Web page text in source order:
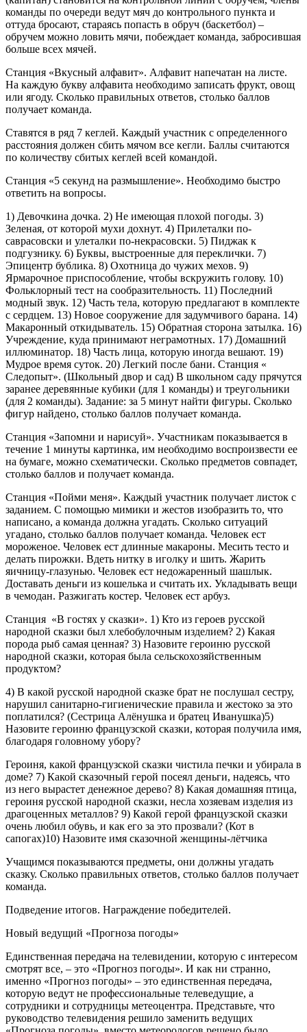
команды по очереди ведут мяч до контрольного пункта и
оттуда бросают, стараясь попасть в обруч (баскетбол) –
обручем можно ловить мячи, побеждает команда, забросившая
больше всех мячей.
Станция «Вкусный алфавит». Алфавит напечатан на листе.
На каждую букву алфавита необходимо записать фрукт, овощ
или ягоду. Сколько правильных ответов, столько баллов
получает команда.
Ставятся в ряд 7 кеглей. Каждый участник с определенного
расстояния должен сбить мячом все кегли. Баллы считаются
по количеству сбитых кеглей всей командой.
Станция «5 секунд на размышление». Необходимо быстро
ответить на вопросы.
1) Девочкина дочка. 2) Не имеющая плохой погоды. 3)
Зеленая, от которой мухи дохнут. 4) Прилеталки по-
саврасовски и улеталки по-некрасовски. 5) Пиджак к
подгузнику. 6) Буквы, выстроенные для переклички. 7)
Эпицентр бублика. 8) Охотница до чужих мехов. 9)
Ярмарочное приспособление, чтобы вскружить голову. 10)
Фольклорный тест на сообразительность. 11) Последний
модный звук. 12) Часть тела, которую предлагают в комплекте
с сердцем. 13) Новое сооружение для задумчивого барана. 14)
Макаронный откидыватель. 15) Обратная сторона затылка. 16)
Учреждение, куда принимают неграмотных. 17) Домашний
иллюминатор. 18) Часть лица, которую иногда вешают. 19)
Мудрое время суток. 20) Легкий после бани. Станция «
Следопыт». (Школьный двор и сад) В школьном саду прячутся
заранее деревянные кубики (для 1 команды) и треугольники
(для 2 команды). Задание: за 5 минут найти фигуры. Сколько
фигур найдено, столько баллов получает команда.
Станция «Запомни и нарисуй». Участникам показывается в
течение 1 минуты картинка, им необходимо воспроизвести ее
на бумаге, можно схематически. Сколько предметов совпадет,
столько баллов и получает команда.
Станция «Пойми меня». Каждый участник получает листок с
заданием. С помощью мимики и жестов изобразить то, что
написано, а команда должна угадать. Сколько ситуаций
угадано, столько баллов получает команда. Человек ест
мороженое. Человек ест длинные макароны. Месить тесто и
делать пирожки. Вдеть нитку в иголку и шить. Жарить
яичницу-глазунью. Человек ест недожаренный шашлык.
Доставать деньги из кошелька и считать их. Укладывать вещи
в чемодан. Разжигать костер. Человек ест арбуз.
Станция «В гостях у сказки». 1) Кто из героев русской
народной сказки был хлебобулочным изделием? 2) Какая
порода рыб самая ценная? 3) Назовите героиню русской
народной сказки, которая была сельскохозяйственным
продуктом?
4) В какой русской народной сказке брат не послушал сестру,
нарушил санитарно-гигиенические правила и жестоко за это
поплатился? (Сестрица Алёнушка и братец Иванушка)5)
Назовите героиню французской сказки, которая получила имя,
благодаря головному убору?
Героиня, какой французской сказки чистила печки и убирала в
доме? 7) Какой сказочный герой посеял деньги, надеясь, что
из него вырастет денежное дерево? 8) Какая домашняя птица,
героиня русской народной сказки, несла хозяевам изделия из
драгоценных металлов? 9) Какой герой французской сказки
очень любил обувь, и как его за это прозвали? (Кот в
сапогах)10) Назовите имя сказочной женщины-лётчика
Учащимся показываются предметы, они должны угадать
сказку. Сколько правильных ответов, столько баллов получает
команда.
Подведение итогов. Награждение победителей.
Новый ведущий «Прогноза погоды»
Единственная передача на телевидении, которую с интересом
смотрят все, – это «Прогноз погоды». И как ни странно,
именно «Прогноз погоды» – это единственная передача,
которую ведут не профессиональные телеведущие, а
сотрудники и сотрудницы метеоцентра. Представьте, что
руководство телевидения решило заменить ведущих